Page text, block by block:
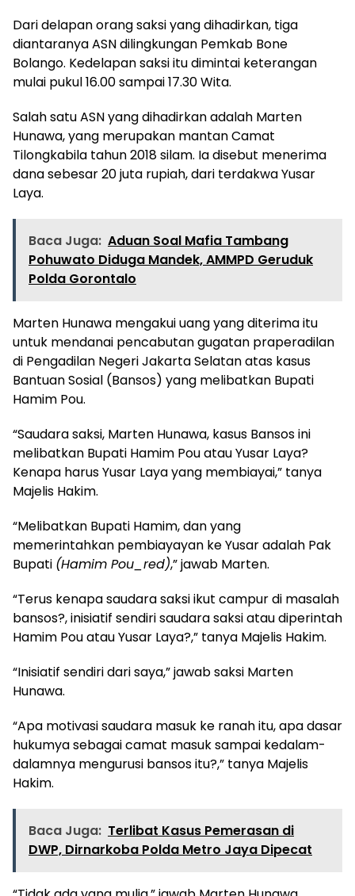
Dari delapan orang saksi yang dihadirkan, tiga
diantaranya ASN dilingkungan Pemkab Bone
Bolango. Kedelapan saksi itu dimintai keterangan
mulai pukul 16.00 sampai 17.30 Wita.
Salah satu ASN yang dihadirkan adalah Marten
Hunawa, yang merupakan mantan Camat
Tilongkabila tahun 2018 silam. Ia disebut menerima
dana sebesar 20 juta rupiah, dari terdakwa Yusar
Laya.
Baca Juga: Aduan Soal Mafia Tambang
Pohuwato Diduga Mandek, AMMPD Geruduk
Polda Gorontalo
Marten Hunawa mengakui uang yang diterima itu
untuk mendanai pencabutan gugatan praperadilan
di Pengadilan Negeri Jakarta Selatan atas kasus
Bantuan Sosial (Bansos) yang melibatkan Bupati
Hamim Pou.
“Saudara saksi, Marten Hunawa, kasus Bansos ini
melibatkan Bupati Hamim Pou atau Yusar Laya?
Kenapa harus Yusar Laya yang membiayai,” tanya
Majelis Hakim.
“Melibatkan Bupati Hamim, dan yang
memerintahkan pembiayayan ke Yusar adalah Pak
Bupati (Hamim Pou_red),” jawab Marten.
“Terus kenapa saudara saksi ikut campur di masalah
bansos?, inisiatif sendiri saudara saksi atau diperintah
Hamim Pou atau Yusar Laya?,” tanya Majelis Hakim.
“Inisiatif sendiri dari saya,” jawab saksi Marten
Hunawa.
“Apa motivasi saudara masuk ke ranah itu, apa dasar
hukumya sebagai camat masuk sampai kedalam-
dalamnya mengurusi bansos itu?,” tanya Majelis
Hakim.
Baca Juga: Terlibat Kasus Pemerasan di
DWP, Dirnarkoba Polda Metro Jaya Dipecat